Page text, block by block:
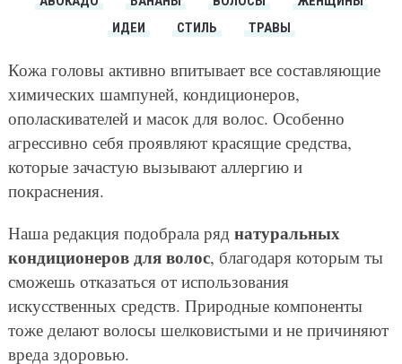
ИДЕИ
СТИЛЬ ТРАВЫ
Кожа головы активно впитывает все составляющие
химических шампуней, кондиционеров,
ополаскивателей и масок для волос. Особенно
агрессивно себя проявляют красящие средства,
которые зачастую вызывают аллергию и
покраснения.
Наша редакция подобрала ряд натуральных
кондиционеров для волос, благодаря которым ты
сможешь отказаться от использования
искусственных средств. Природные компоненты
тоже делают волосы шелковистыми и не причиняют
вреда здоровью.